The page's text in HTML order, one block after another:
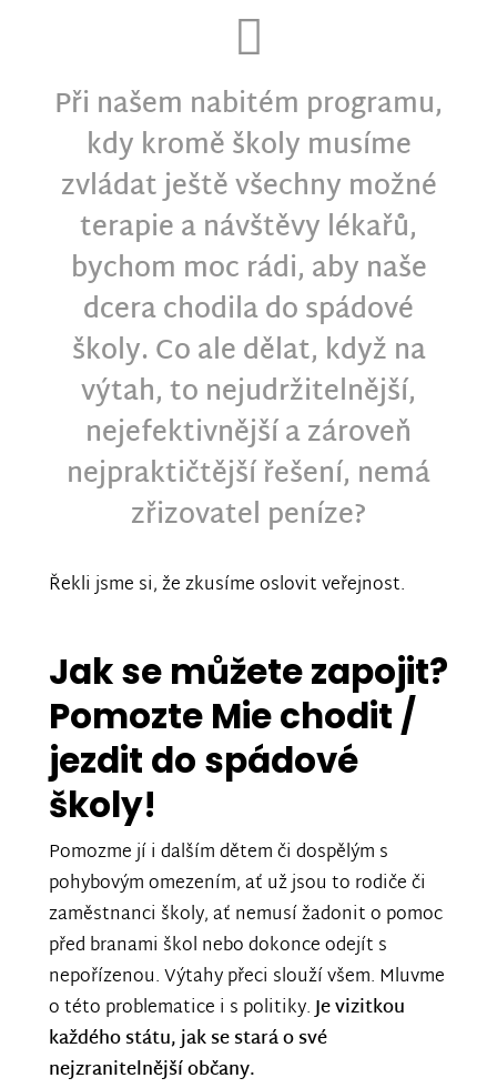
Při našem nabitém programu,
kdy kromě školy musíme
zvládat ještě všechny možné
terapie a návštěvy lékařů,
bychom moc rádi, aby naše
dcera chodila do spádové
školy. Co ale dělat, když na
výtah, to nejudržitelnější,
nejefektivnější a zároveň
nejpraktičtější řešení, nemá
zřizovatel peníze?
Řekli jsme si, že zkusíme oslovit veřejnost.
Jak se můžete zapojit?
Pomozte Mie chodit /
jezdit do spádové
školy!
Pomozme jí i dalším dětem či dospělým s
pohybovým omezením, ať už jsou to rodiče či
zaměstnanci školy, ať nemusí žadonit o pomoc
před branami škol nebo dokonce odejít s
nepořízenou. Výtahy přeci slouží všem. Mluvme
o této problematice i s politiky.Je vizitkou
každého státu, jak se stará o své
nejzranitelnější občany.